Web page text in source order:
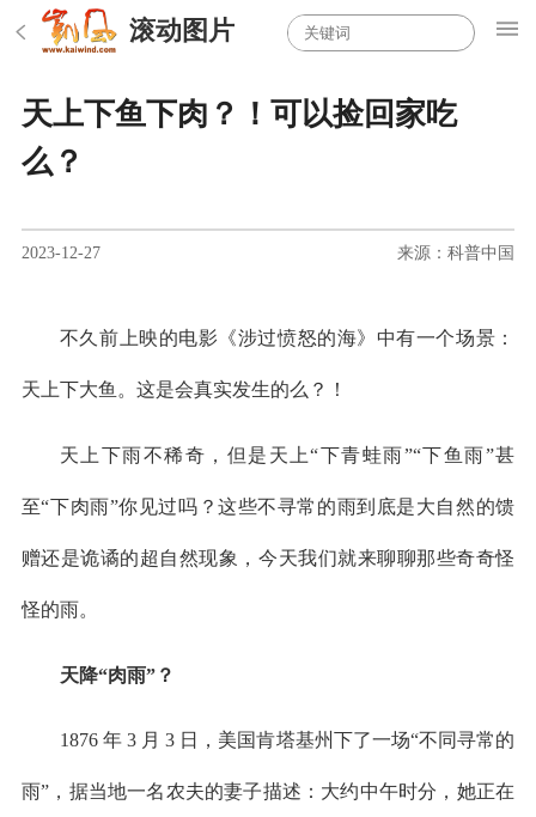
滚动图片
天上下鱼下肉？！可以捡回家吃
么？
2023-12-27 来源：科普中国
不久前上映的电影《涉过愤怒的海》中有一个场景：
天上下大鱼。这是会真实发生的么？！
天上下雨不稀奇，但是天上“下青蛙雨”“下鱼雨”甚
至“下肉雨”你见过吗？这些不寻常的雨到底是大自然的馈
赠还是诡谲的超自然现象，今天我们就来聊聊那些奇奇怪
怪的雨。
天降“肉雨”？
1876 年 3 月 3 日，美国肯塔基州下了一场“不同寻常的
雨”，据当地一名农夫的妻子描述：大约中午时分，她正在